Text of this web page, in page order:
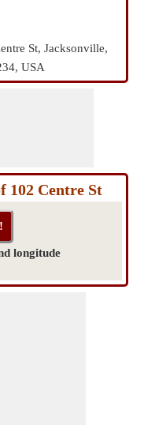
St, Jacksonville,
USA
102 Centre St
longitude